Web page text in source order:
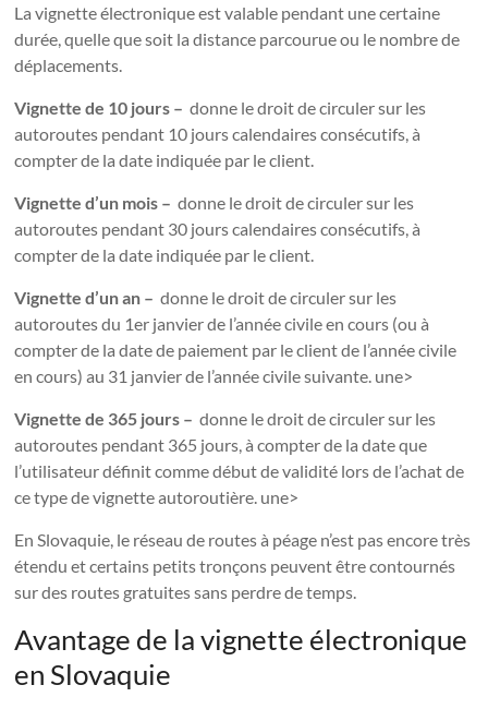
La vignette électronique est valable pendant une certaine
durée, quelle que soit la distance parcourue ou le nombre de
déplacements.
Vignette de 10 jours – donne le droit de circuler sur les
autoroutes pendant 10 jours calendaires consécutifs, à
compter de la date indiquée par le client.
Vignette d’un mois – donne le droit de circuler sur les
autoroutes pendant 30 jours calendaires consécutifs, à
compter de la date indiquée par le client.
Vignette d’un an – donne le droit de circuler sur les
autoroutes du 1er janvier de l’année civile en cours (ou à
compter de la date de paiement par le client de l’année civile
en cours) au 31 janvier de l’année civile suivante. une>
Vignette de 365 jours – donne le droit de circuler sur les
autoroutes pendant 365 jours, à compter de la date que
l’utilisateur définit comme début de validité lors de l’achat de
ce type de vignette autoroutière. une>
En Slovaquie, le réseau de routes à péage n’est pas encore très
étendu et certains petits tronçons peuvent être contournés
sur des routes gratuites sans perdre de temps.
Avantage de la vignette électronique
en Slovaquie